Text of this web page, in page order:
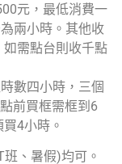
元，最低消費一
兩小時。其他收
需點台則收千點
數四小時，三個
前買框需框到6
4小時。
、暑假)均可。